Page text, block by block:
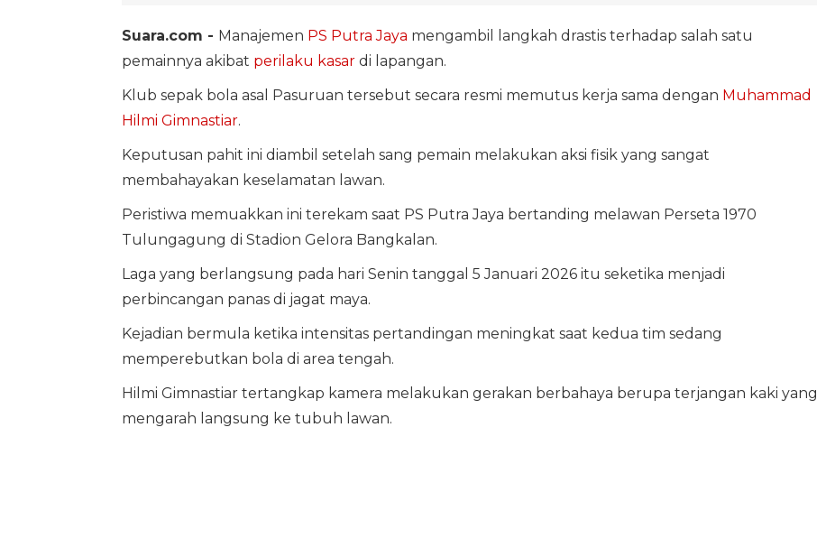
Suara.com - Manajemen PS Putra Jaya mengambil langkah drastis terhadap salah satu
pemainnya akibat perilaku kasardi lapangan.
Klub sepak bola asal Pasuruan tersebut secara resmi memutus kerja sama dengan Muhammad
Hilmi Gimnastiar.
Keputusan pahit ini diambil setelah sang pemain melakukan aksi fisik yang sangat
membahayakan keselamatan lawan.
Peristiwa memuakkan ini terekam saat PS Putra Jaya bertanding melawan Perseta 1970
Tulungagung di Stadion Gelora Bangkalan.
Laga yang berlangsung pada hari Senin tanggal 5 Januari 2026 itu seketika menjadi
perbincangan panas di jagat maya.
Kejadian bermula ketika intensitas pertandingan meningkat saat kedua tim sedang
memperebutkan bola di area tengah.
Hilmi Gimnastiar tertangkap kamera melakukan gerakan berbahaya berupa terjangan kaki yang
mengarah langsung ke tubuh lawan.